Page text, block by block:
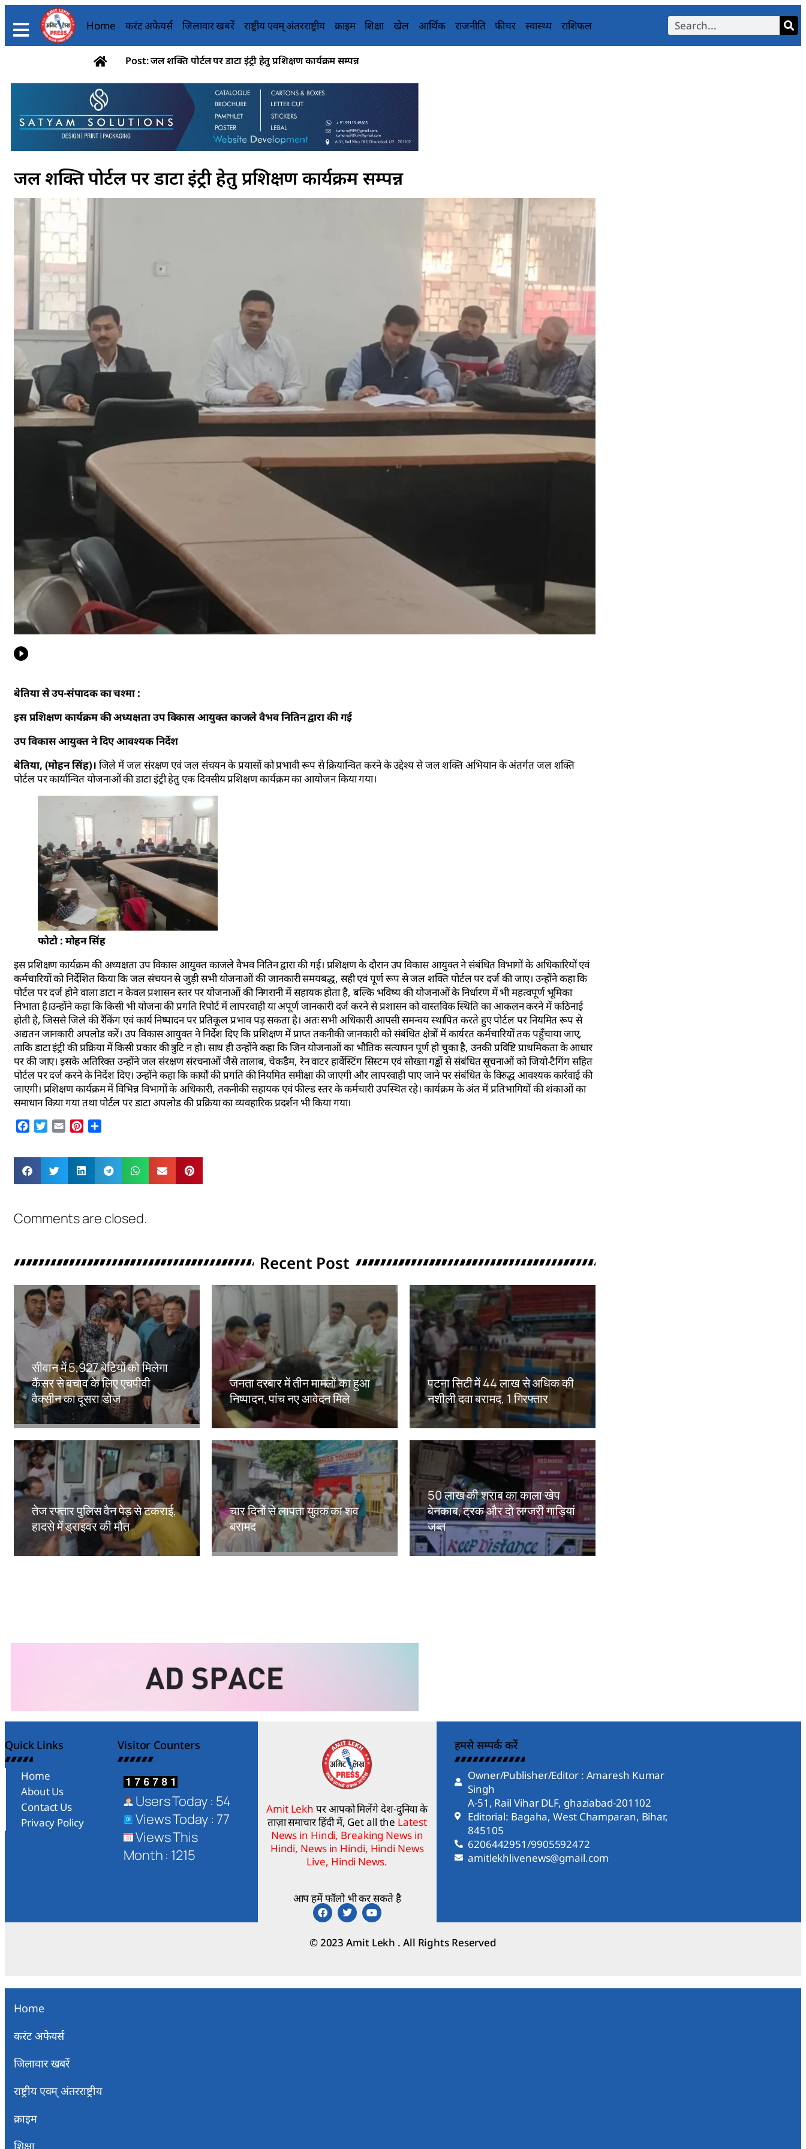
Home करंट अफेयर्स जिलावार खबरें राष्ट्रीय एवम् अंतरराष्ट्रीय क्राइम शिक्षा खेल आर्थिक राजनीति फीचर स्वास्थ्य राशिफल
Post: जल शक्ति पोर्टल पर डाटा इंट्री हेतु प्रशिक्षण कार्यक्रम सम्पन्न
जल शक्ति पोर्टल पर डाटा इंट्री हेतु प्रशिक्षण कार्यक्रम सम्पन्न
बेतिया से उप-संपादक का चश्मा :
इस प्रशिक्षण कार्यक्रम की अध्यक्षता उप विकास आयुक्त काजले वैभव नितिन द्वारा की गई
उप विकास आयुक्त ने दिए आवश्यक निर्देश
बेतिया, (मोहन सिंह)। जिले में जल संरक्षण एवं जल संचयन के प्रयासों को प्रभावी रूप से क्रियान्वित करने के उद्देश्य से जल शक्ति अभियान के अंतर्गत जल शक्ति
पोर्टल पर कार्यान्वित योजनाओं की डाटा इंट्री हेतु एक दिवसीय प्रशिक्षण कार्यक्रम का आयोजन किया गया।
फोटो : मोहन सिंह
इस प्रशिक्षण कार्यक्रम की अध्यक्षता उप विकास आयुक्त काजले वैभव नितिन द्वारा की गई। प्रशिक्षण के दौरान उप विकास आयुक्त ने संबंधित विभागों के अधिकारियों एवं
कर्मचारियों को निर्देशित किया कि जल संचयन से जुड़ी सभी योजनाओं की जानकारी समयबद्ध, सही एवं पूर्ण रूप से जल शक्ति पोर्टल पर दर्ज की जाए। उन्होंने कहा कि
पोर्टल पर दर्ज होने वाला डाटा न केवल प्रशासन स्तर पर योजनाओं की निगरानी में सहायक होता है, बल्कि भविष्य की योजनाओं के निर्धारण में भी महत्वपूर्ण भूमिका
निभाता है।उन्होंने कहा कि किसी भी योजना की प्रगति रिपोर्ट में लापरवाही या अपूर्ण जानकारी दर्ज करने से प्रशासन को वास्तविक स्थिति का आकलन करने में कठिनाई
होती है, जिससे जिले की रैंकिंग एवं कार्य निष्पादन पर प्रतिकूल प्रभाव पड़ सकता है। अतः सभी अधिकारी आपसी समन्वय स्थापित करते हुए पोर्टल पर नियमित रूप से
अद्यतन जानकारी अपलोड करें। उप विकास आयुक्त ने निर्देश दिए कि प्रशिक्षण में प्राप्त तकनीकी जानकारी को संबंधित क्षेत्रों में कार्यरत कर्मचारियों तक पहुँचाया जाए,
ताकि डाटा इंट्री की प्रक्रिया में किसी प्रकार की त्रुटि न हो। साथ ही उन्होंने कहा कि जिन योजनाओं का भौतिक सत्यापन पूर्ण हो चुका है, उनकी प्रविष्टि प्राथमिकता के आधार
पर की जाए। इसके अतिरिक्त उन्होंने जल संरक्षण संरचनाओं जैसे तालाब, चेकडैम, रेन वाटर हार्वेस्टिंग सिस्टम एवं सोख्ता गड्ढों से संबंधित सूचनाओं को जियो-टैगिंग सहित
पोर्टल पर दर्ज करने के निर्देश दिए। उन्होंने कहा कि कार्यों की प्रगति की नियमित समीक्षा की जाएगी और लापरवाही पाए जाने पर संबंधित के विरुद्ध आवश्यक कार्रवाई की
जाएगी। प्रशिक्षण कार्यक्रम में विभिन्न विभागों के अधिकारी, तकनीकी सहायक एवं फील्ड स्तर के कर्मचारी उपस्थित रहे। कार्यक्रम के अंत में प्रतिभागियों की शंकाओं का
समाधान किया गया तथा पोर्टल पर डाटा अपलोड की प्रक्रिया का व्यवहारिक प्रदर्शन भी किया गया।
Facebook
Twitter
Email Pinterest
Comments are closed.
Recent Post
सीवान में 5,927 बेटियों को मिलेगा
कैंसर से बचाव के लिए एचपीवी
वैक्सीन का दूसरा डोज
Amit Lekh
जनता दरबार में तीन मामलों का हुआ
निष्पादन, पांच नए आवेदन मिले
Amit Lekh
पटना सिटी में 44 लाख से अधिक की
नशीली दवा बरामद, 1 गिरफ्तार
Amit Lekh
तेज रफ्तार पुलिस वैन पेड़ से टकराई,
हादसे में ड्राइवर की मौत
Amit Lekh
चार दिनों से लापता युवक का शव
बरामद
Amit Lekh
50 लाख की शराब का काला खेप
बेनकाब, ट्रक और दो लग्जरी गाड़ियां
जब्त
Amit Lekh
Quick Links
Home
About Us
Contact Us
Privacy Policy
Visitor Counters
Users Today : 54
Views Today : 77
Views This
Month : 1215
Amit Lekh पर आपको मिलेंगे देश-दुनिया के
ताज़ा समाचार हिंदी में, Get all the Latest
News in Hindi, Breaking News in
Hindi, News in Hindi, Hindi News
Live, Hindi News.
आप हमें फॉलो भी कर सकते है
हमसे सम्पर्क करें
Owner/Publisher/Editor : Amaresh Kumar
Singh
A-51, Rail Vihar DLF, ghaziabad-201102
Editorial: Bagaha, West Champaran, Bihar,
845105
6206442951/9905592472
amitlekhlivenews@gmail.com
© 2023 Amit Lekh . All Rights Reserved
Home
करंट अफेयर्स
जिलावार खबरें
राष्ट्रीय एवम् अंतरराष्ट्रीय
क्राइम
शिक्षा